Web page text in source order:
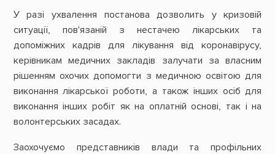
У разі ухвалення постанова дозволить у кризовій
ситуації, пов'язаній з нестачею лікарських та
допоміжних кадрів для лікування від коронавірусу,
керівникам медичних закладів залучати за власним
рішенням охочих допомогти з медичною освітою для
виконання лікарської роботи, а також інших осіб для
виконання інших робіт як на оплатній основі, так і на
волонтерських засадах.
Заохочуємо представників влади та профільних